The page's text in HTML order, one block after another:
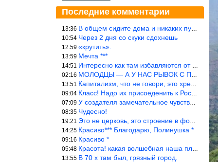
Последние комментарии
13:36 В общем сидите дома и никаких путешествий А самая грязная в от
10:54 Через 2 дня со скуки сдохнешь
12:59 «крутить».
13:59 Мечта ***
14:51 Интересно как там избавляются от физиологических и прочих отходо
02:16 МОЛОДЦЫ — А У НАС РЫВОК С ПРОРЫВОМ В ТРУБУ
13:51 Капитализм, что не говори, это хреново (((
09:04 Класс! Надо их присоеденить к России!
07:09 У создателя замечательное чувство юмора! ))
08:35 Чудесно!
19:21 Это не церковь, это строение в форме церкви.
14:25 Красиво*** Благодарю, Полинушка *
09:16 Красиво *
05:48 Красота! какая волшебная наша планета!… еще-бы, мы понимали это…
13:55 В 70 х там был, грязный город.